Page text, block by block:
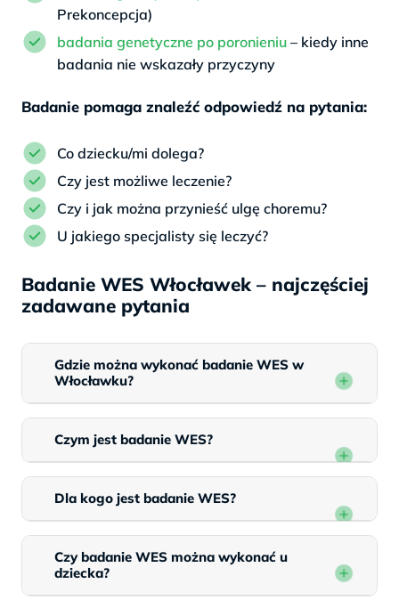
Prekoncepcja)
badania genetyczne po poronieniu – kiedy inne
badania nie wskazały przyczyny
Badanie pomaga znaleźć odpowiedź na pytania:
Co dziecku/mi dolega?
Czy jest możliwe leczenie?
Czy i jak można przynieść ulgę choremu?
U jakiego specjalisty się leczyć?
Badanie WES Włocławek – najczęściej
zadawane pytania
Gdzie można wykonać badanie WES w
Włocławku?
Czym jest badanie WES?
Dla kogo jest badanie WES?
Czy badanie WES można wykonać u
dziecka?